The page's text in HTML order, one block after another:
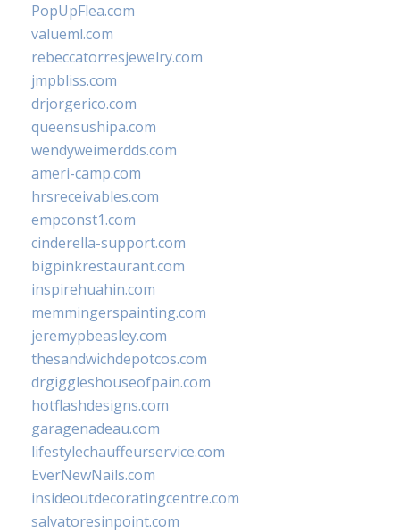
PopUpFlea.com
valueml.com
rebeccatorresjewelry.com
jmpbliss.com
drjorgerico.com
queensushipa.com
wendyweimerdds.com
ameri-camp.com
hrsreceivables.com
empconst1.com
cinderella-support.com
bigpinkrestaurant.com
inspirehuahin.com
memmingerspainting.com
jeremypbeasley.com
thesandwichdepotcos.com
drgiggleshouseofpain.com
hotflashdesigns.com
garagenadeau.com
lifestylechauffeurservice.com
EverNewNails.com
insideoutdecoratingcentre.com
salvatoresinpoint.com